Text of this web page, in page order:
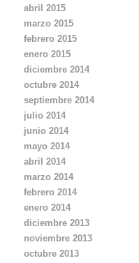
abril 2015
marzo 2015
febrero 2015
enero 2015
diciembre 2014
octubre 2014
septiembre 2014
julio 2014
junio 2014
mayo 2014
abril 2014
marzo 2014
febrero 2014
enero 2014
diciembre 2013
noviembre 2013
octubre 2013